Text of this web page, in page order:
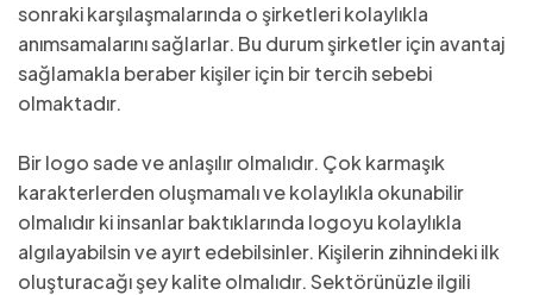
sonraki karşılaşmalarında o şirketleri kolaylıkla
anımsamalarını sağlarlar. Bu durum şirketler için avantaj
sağlamakla beraber kişiler için bir tercih sebebi
olmaktadır.
Bir logo sade ve anlaşılır olmalıdır. Çok karmaşık
karakterlerden oluşmamalı ve kolaylıkla okunabilir
olmalıdır ki insanlar baktıklarında logoyu kolaylıkla
algılayabilsin ve ayırt edebilsinler. Kişilerin zihnindeki ilk
oluşturacağı şey kalite olmalıdır. Sektörünüzle ilgili